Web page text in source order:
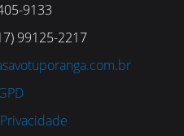
9133
99125-2217